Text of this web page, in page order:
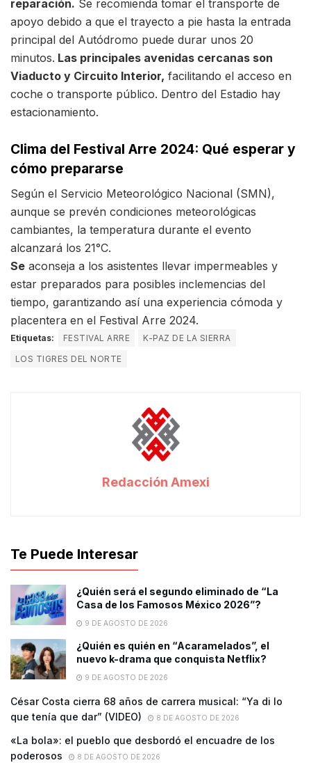
reparación. Se recomienda tomar el transporte de
apoyo debido a que el trayecto a pie hasta la entrada
principal del Autódromo puede durar unos 20
minutos. Las principales avenidas cercanas son
Viaducto y Circuito Interior, facilitando el acceso en
coche o transporte público. Dentro del Estadio hay
estacionamiento.
Clima del Festival Arre 2024: Qué esperar y
cómo prepararse
Según el Servicio Meteorológico Nacional (SMN),
aunque se prevén condiciones meteorológicas
cambiantes, la temperatura durante el evento
alcanzará los 21°C.
Se aconseja a los asistentes llevar impermeables y
estar preparados para posibles inclemencias del
tiempo, garantizando así una experiencia cómoda y
placentera en el Festival Arre 2024.
Etiquetas: FESTIVAL ARRE
K-PAZ DE LA SIERRA
LOS TIGRES DEL NORTE
Redacción Amexi
Te Puede Interesar
¿Quién será el segundo eliminado de “La
Casa de los Famosos México 2026”?
9 DE AGOSTO DE 2026
¿Quién es quién en “Acaramelados”, el
nuevo k-drama que conquista Netflix?
9 DE AGOSTO DE 2026
César Costa cierra 68 años de carrera musical: “Ya di lo
que tenía que dar” (VIDEO)
8 DE AGOSTO DE 2026
«La bola»: el pueblo que desbordó el encuadre de los
poderosos
8 DE AGOSTO DE 2026